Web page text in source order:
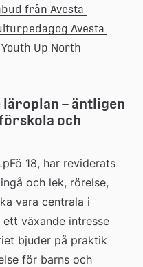
från Avesta
Avesta
Up North
– äntligen
och
18, har reviderats
och lek, rörelse,
vara centrala i
växande intresse
bjuder på praktik
för barns och